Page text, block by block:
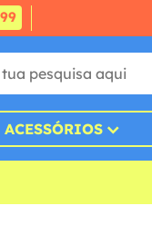
ACESSÓRIOS